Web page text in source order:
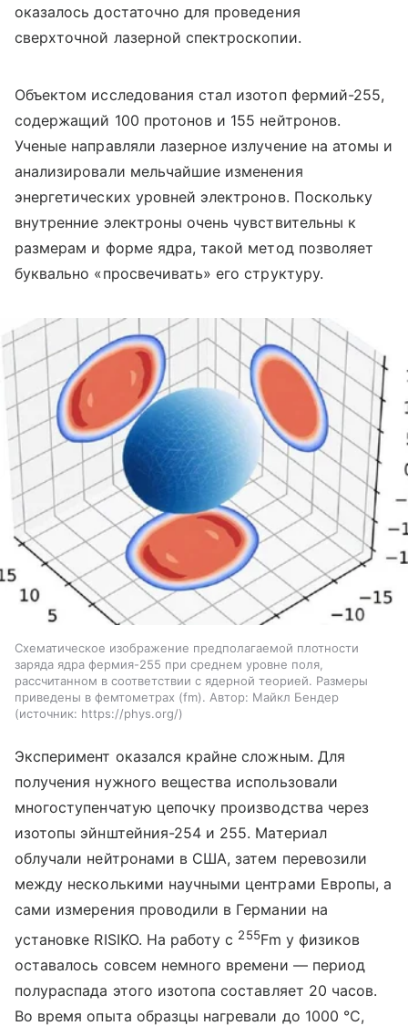
оказалось достаточно для проведения
сверхточной лазерной спектроскопии.
Объектом исследования стал изотоп фермий-255,
содержащий 100 протонов и 155 нейтронов.
Ученые направляли лазерное излучение на атомы и
анализировали мельчайшие изменения
энергетических уровней электронов. Поскольку
внутренние электроны очень чувствительны к
размерам и форме ядра, такой метод позволяет
буквально «просвечивать» его структуру.
Схематическое изображение предполагаемой плотности
заряда ядра фермия-255 при среднем уровне поля,
рассчитанном в соответствии с ядерной теорией. Размеры
приведены в фемтометрах (fm). Автор: Майкл Бендер
источник: https://phys.org/
Эксперимент оказался крайне сложным. Для
получения нужного вещества использовали
многоступенчатую цепочку производства через
изотопы эйнштейния-254 и 255. Материал
облучали нейтронами в США, затем перевозили
между несколькими научными центрами Европы, а
сами измерения проводили в Германии на
установке RISIKO. На работу с 255Fm у физиков
оставалось совсем немного времени — период
полураспада этого изотопа составляет 20 часов.
Во время опыта образцы нагревали до 1000 °C,